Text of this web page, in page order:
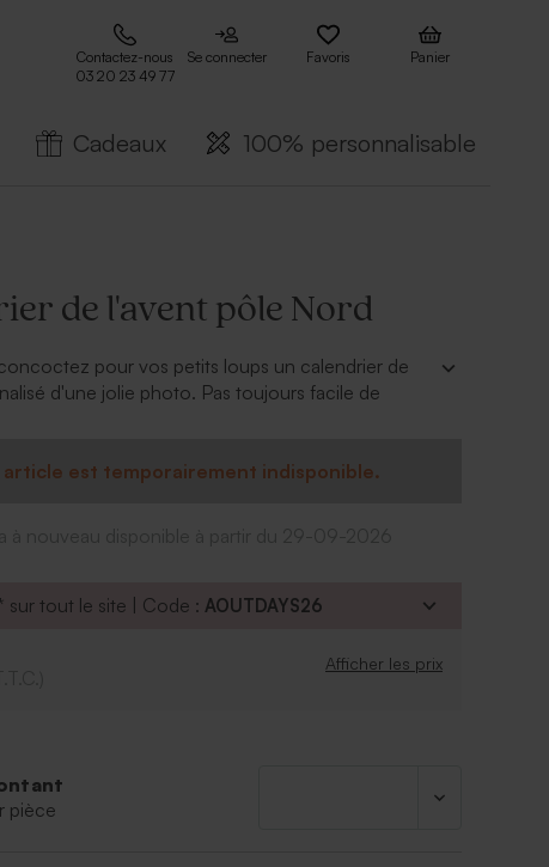
Contactez-nous
03 20 23 49 77
Se connecter Favoris Panier
Cadeaux 100% personnalisable
de l'avent pôle Nord
pour vos petits loups un calendrier de
d'une jolie photo. Pas toujours facile de
votre enfant pourra déguster un bon carré de
soja et lait
19,5 x 25,8 x 0,8 cm
article est temporairement indisponible.
sur tout le site | Code :AOUTDAYS26
Afficher les prix
pièce